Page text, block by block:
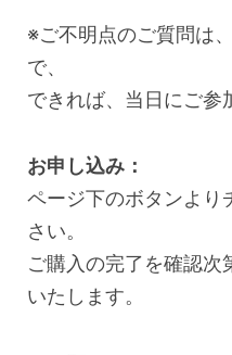
※ご不明点のご質問は
で、
できれば、当日にご参
お申し込み：
ページ下のボタンより
さい。
ご購入の完了を確認次
いたします。